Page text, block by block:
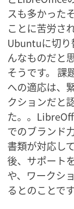
スも多かった
ことに苦労さ
Ubuntuに切り
んなものだと
そうです。 課
への適応は、
クションだと
た。。
でのブランド
書類が対応し
後、サポート
や、ワークシ
るとのことです